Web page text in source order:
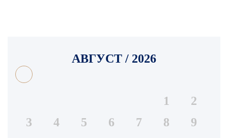
АВГУСТ / 2026
1
2
3
4 5 6 7 8
9